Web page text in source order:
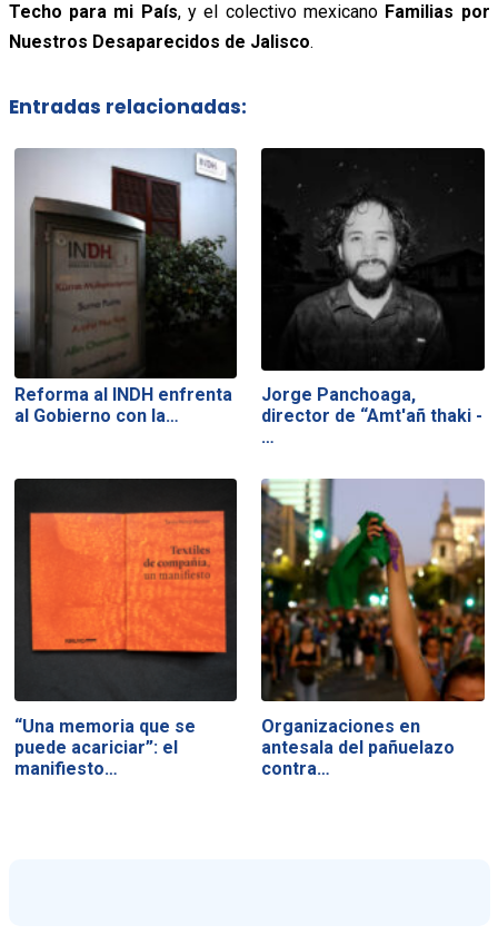
Techo para mi País, y el colectivo mexicano Familias por
Nuestros Desaparecidos de Jalisco.
Entradas relacionadas:
Reforma al INDH enfrenta
al Gobierno con la…
Jorge Panchoaga,
director de “Amt'añ thaki -
…
“Una memoria que se
puede acariciar”: el
manifiesto…
Organizaciones en
antesala del pañuelazo
contra…